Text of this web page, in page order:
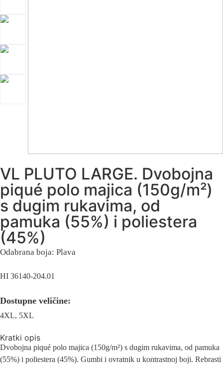
VL PLUTO LARGE. Dvobojna
piqué polo majica (150g/m²)
s dugim rukavima, od
pamuka (55%) i poliestera
(45%)
Odabrana boja: Plava
HI 36140-204.01
Dostupne veličine:
4XL, 5XL
Kratki opis
Dvobojna piqué polo majica (150g/m²) s dugim rukavima, od pamuka
(55%) i poliestera (45%). Gumbi i ovratnik u kontrastnoj boji. Rebrasti